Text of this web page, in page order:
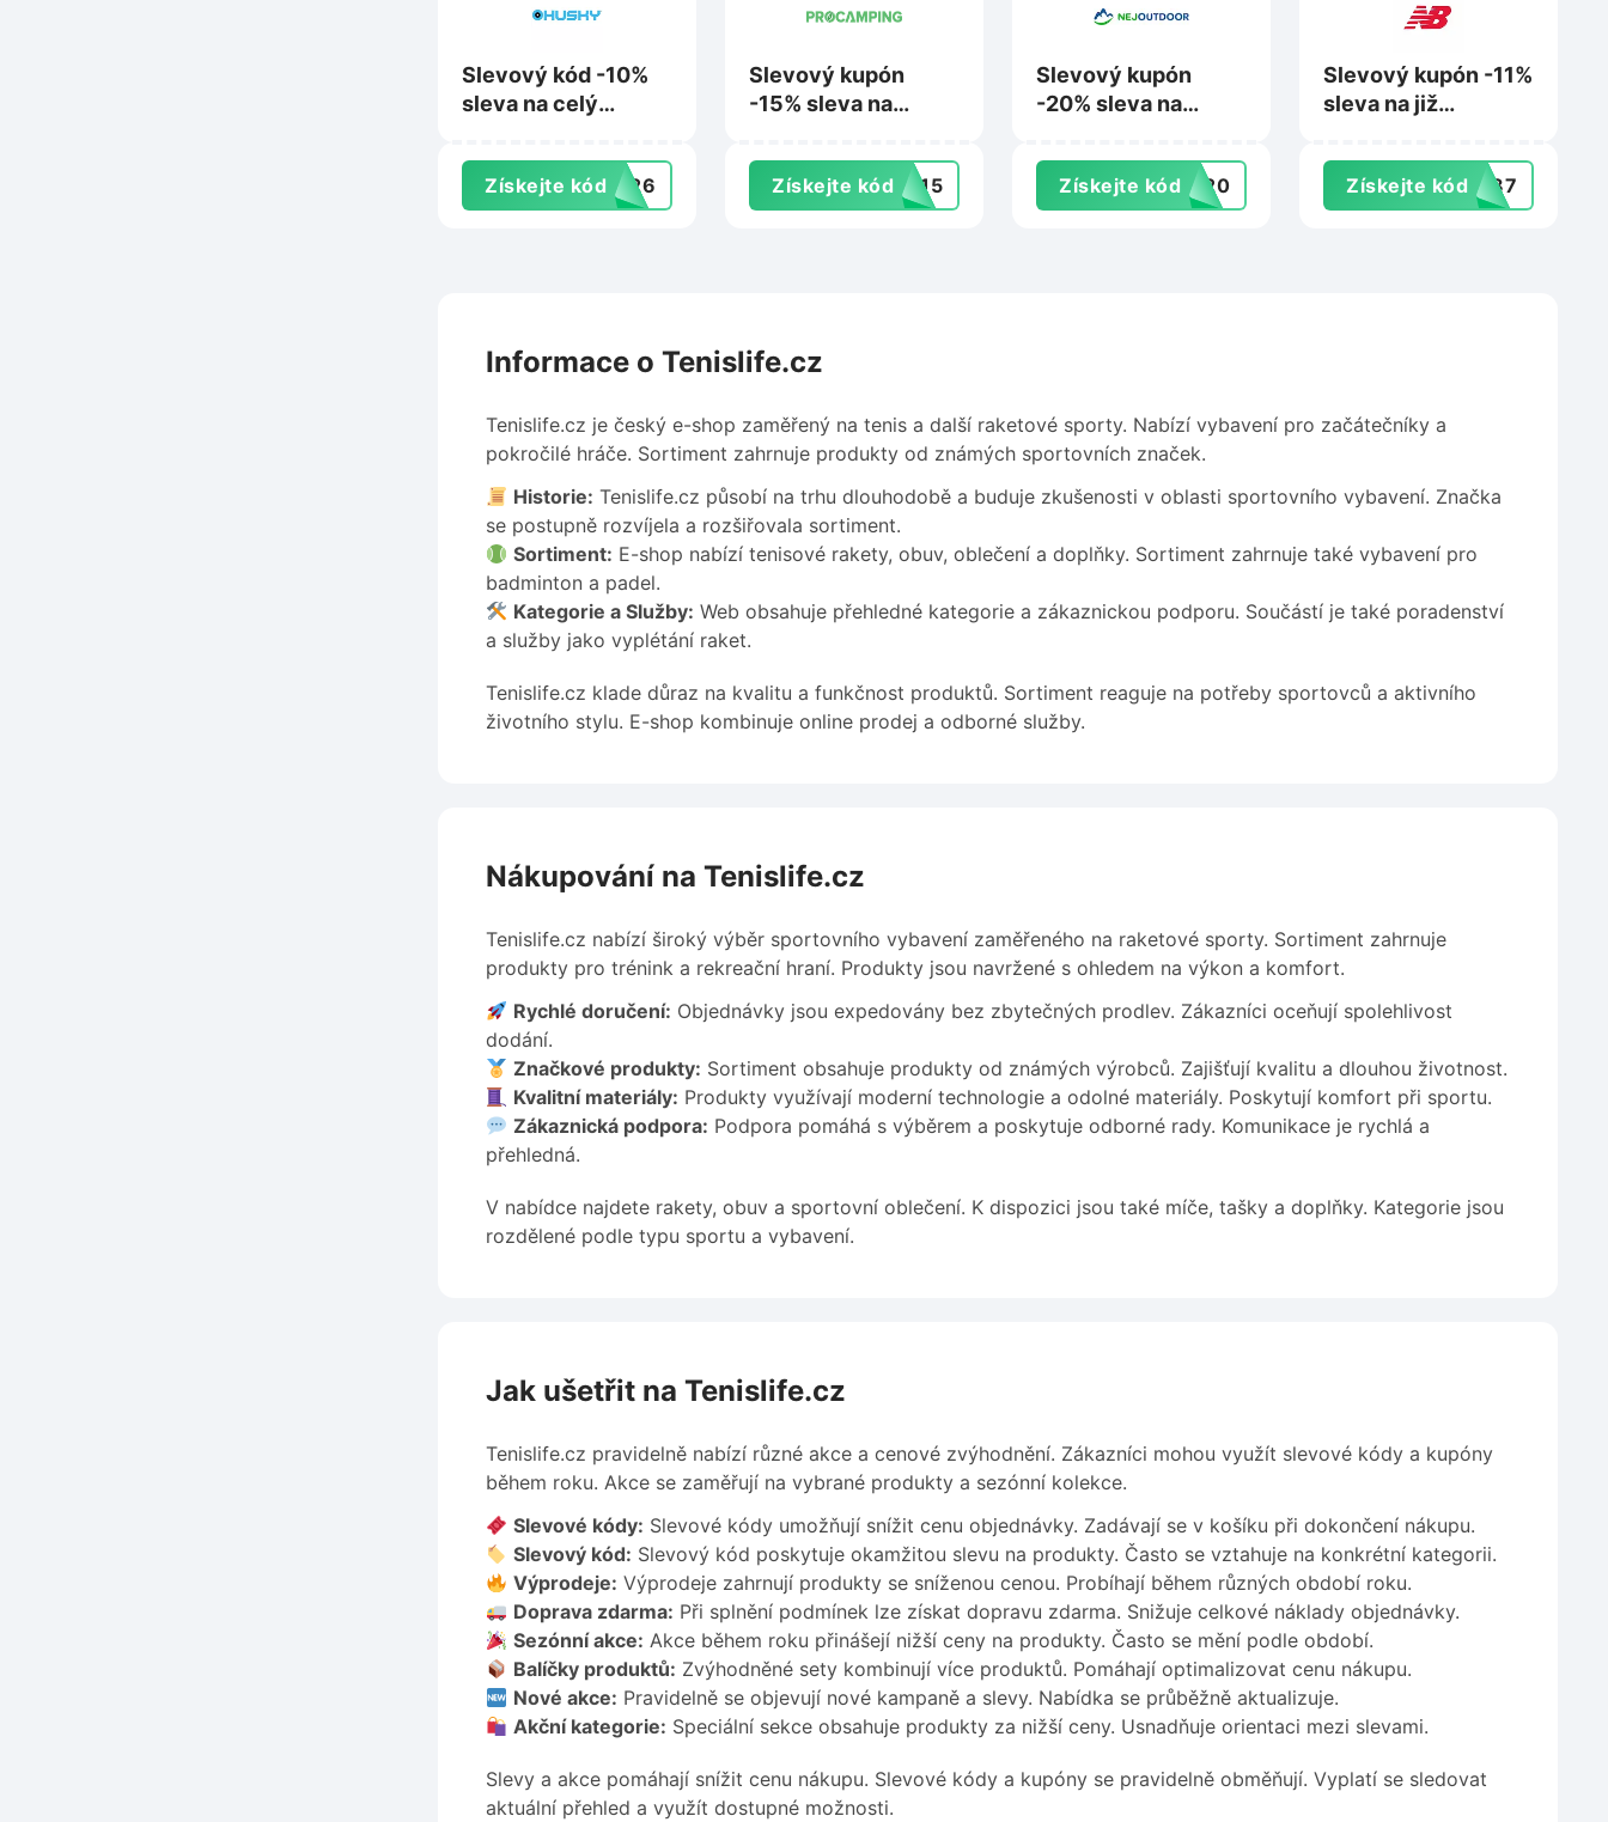
Slevový kód -10%
sleva na celý
Huskycz.cz
Získejte kódTY26
Slevový kupón
-15% sleva na
nábytek na
Procamping.cz
Získejte kódEK15
Slevový kupón
-20% sleva na
Nejoutdoor.cz
Získejte kódTO20
Slevový kupón -11%
sleva na již
na Newbalance.cz
Získejte kódPW87
Informace o Tenislife.cz
Tenislife.cz je český e-shop zaměřený na tenis a další raketové sporty. Nabízí vybavení pro začátečníky a
pokročilé hráče. Sortiment zahrnuje produkty od známých sportovních značek.
Historie: Tenislife.cz působí na trhu dlouhodobě a buduje zkušenosti v oblasti sportovního vybavení. Značka
se postupně rozvíjela a rozšiřovala sortiment.
Sortiment: E-shop nabízí tenisové rakety, obuv, oblečení a doplňky. Sortiment zahrnuje také vybavení pro
badminton a padel.
Kategorie a Služby: Web obsahuje přehledné kategorie a zákaznickou podporu. Součástí je také poradenství
a služby jako vyplétání raket.
Tenislife.cz klade důraz na kvalitu a funkčnost produktů. Sortiment reaguje na potřeby sportovců a aktivního
životního stylu. E-shop kombinuje online prodej a odborné služby.
Nákupování na Tenislife.cz
Tenislife.cz nabízí široký výběr sportovního vybavení zaměřeného na raketové sporty. Sortiment zahrnuje
produkty pro trénink a rekreační hraní. Produkty jsou navržené s ohledem na výkon a komfort.
Rychlé doručení: Objednávky jsou expedovány bez zbytečných prodlev. Zákazníci oceňují spolehlivost
dodání.
Značkové produkty: Sortiment obsahuje produkty od známých výrobců. Zajišťují kvalitu a dlouhou životnost.
Kvalitní materiály: Produkty využívají moderní technologie a odolné materiály. Poskytují komfort při sportu.
Zákaznická podpora: Podpora pomáhá s výběrem a poskytuje odborné rady. Komunikace je rychlá a
přehledná.
V nabídce najdete rakety, obuv a sportovní oblečení. K dispozici jsou také míče, tašky a doplňky. Kategorie jsou
rozdělené podle typu sportu a vybavení.
Jak ušetřit na Tenislife.cz
Tenislife.cz pravidelně nabízí různé akce a cenové zvýhodnění. Zákazníci mohou využít slevové kódy a kupóny
během roku. Akce se zaměřují na vybrané produkty a sezónní kolekce.
Slevové kódy: Slevové kódy umožňují snížit cenu objednávky. Zadávají se v košíku při dokončení nákupu.
Slevový kód: Slevový kód poskytuje okamžitou slevu na produkty. Často se vztahuje na konkrétní kategorii.
Výprodeje: Výprodeje zahrnují produkty se sníženou cenou. Probíhají během různých období roku.
Doprava zdarma: Při splnění podmínek lze získat dopravu zdarma. Snižuje celkové náklady objednávky.
Sezónní akce: Akce během roku přinášejí nižší ceny na produkty. Často se mění podle období.
Balíčky produktů: Zvýhodněné sety kombinují více produktů. Pomáhají optimalizovat cenu nákupu.
Nové akce: Pravidelně se objevují nové kampaně a slevy. Nabídka se průběžně aktualizuje.
Akční kategorie: Speciální sekce obsahuje produkty za nižší ceny. Usnadňuje orientaci mezi slevami.
Slevy a akce pomáhají snížit cenu nákupu. Slevové kódy a kupóny se pravidelně obměňují. Vyplatí se sledovat
aktuální přehled a využít dostupné možnosti.